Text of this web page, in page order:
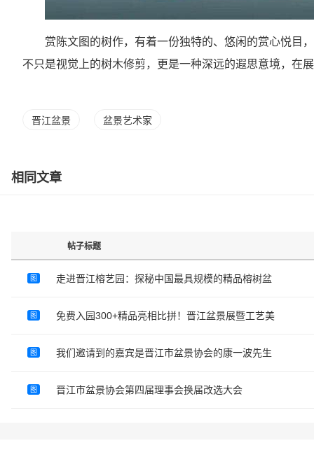
赏陈文图的树作，有着一份独特的、悠闲的赏心悦目
不只是视觉上的树木修剪，更是一种深远的遐思意境，在
晋江盆景 盆景艺术家
相同文章
帖子标题
图 走进晋江榕艺园：探秘中国最具规模的精品榕树盆
图 免费入园300+精品亮相比拼！晋江盆景展暨工艺美
图 我们邀请到的嘉宾是晋江市盆景协会的康一波先生
图 晋江市盆景协会第四届理事会换届改选大会